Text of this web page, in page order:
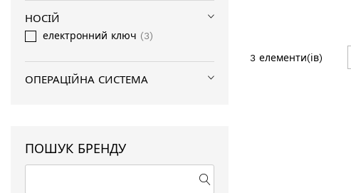
3 елементи(ів)
НОСІЙ
електронний ключ 3
ОПЕРАЦІЙНА СИСТЕМА
ПОШУК БРЕНДУ